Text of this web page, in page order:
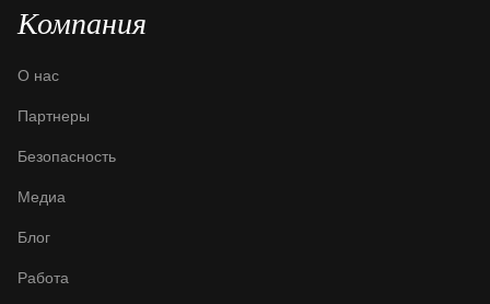
Компания
О нас
Партнеры
Безопасность
Медиа
Блог
Работа